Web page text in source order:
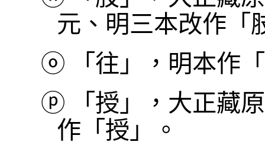
元、明三本改作「
ⓞ
「往」，明本作
ⓟ
「授」，大正藏
作「授」。